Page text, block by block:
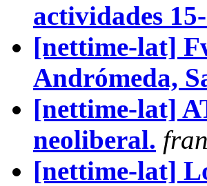
actividades
[nettime-lat]
Andrómeda,
[nettime-lat]
neoliberal.
[nettime-lat]